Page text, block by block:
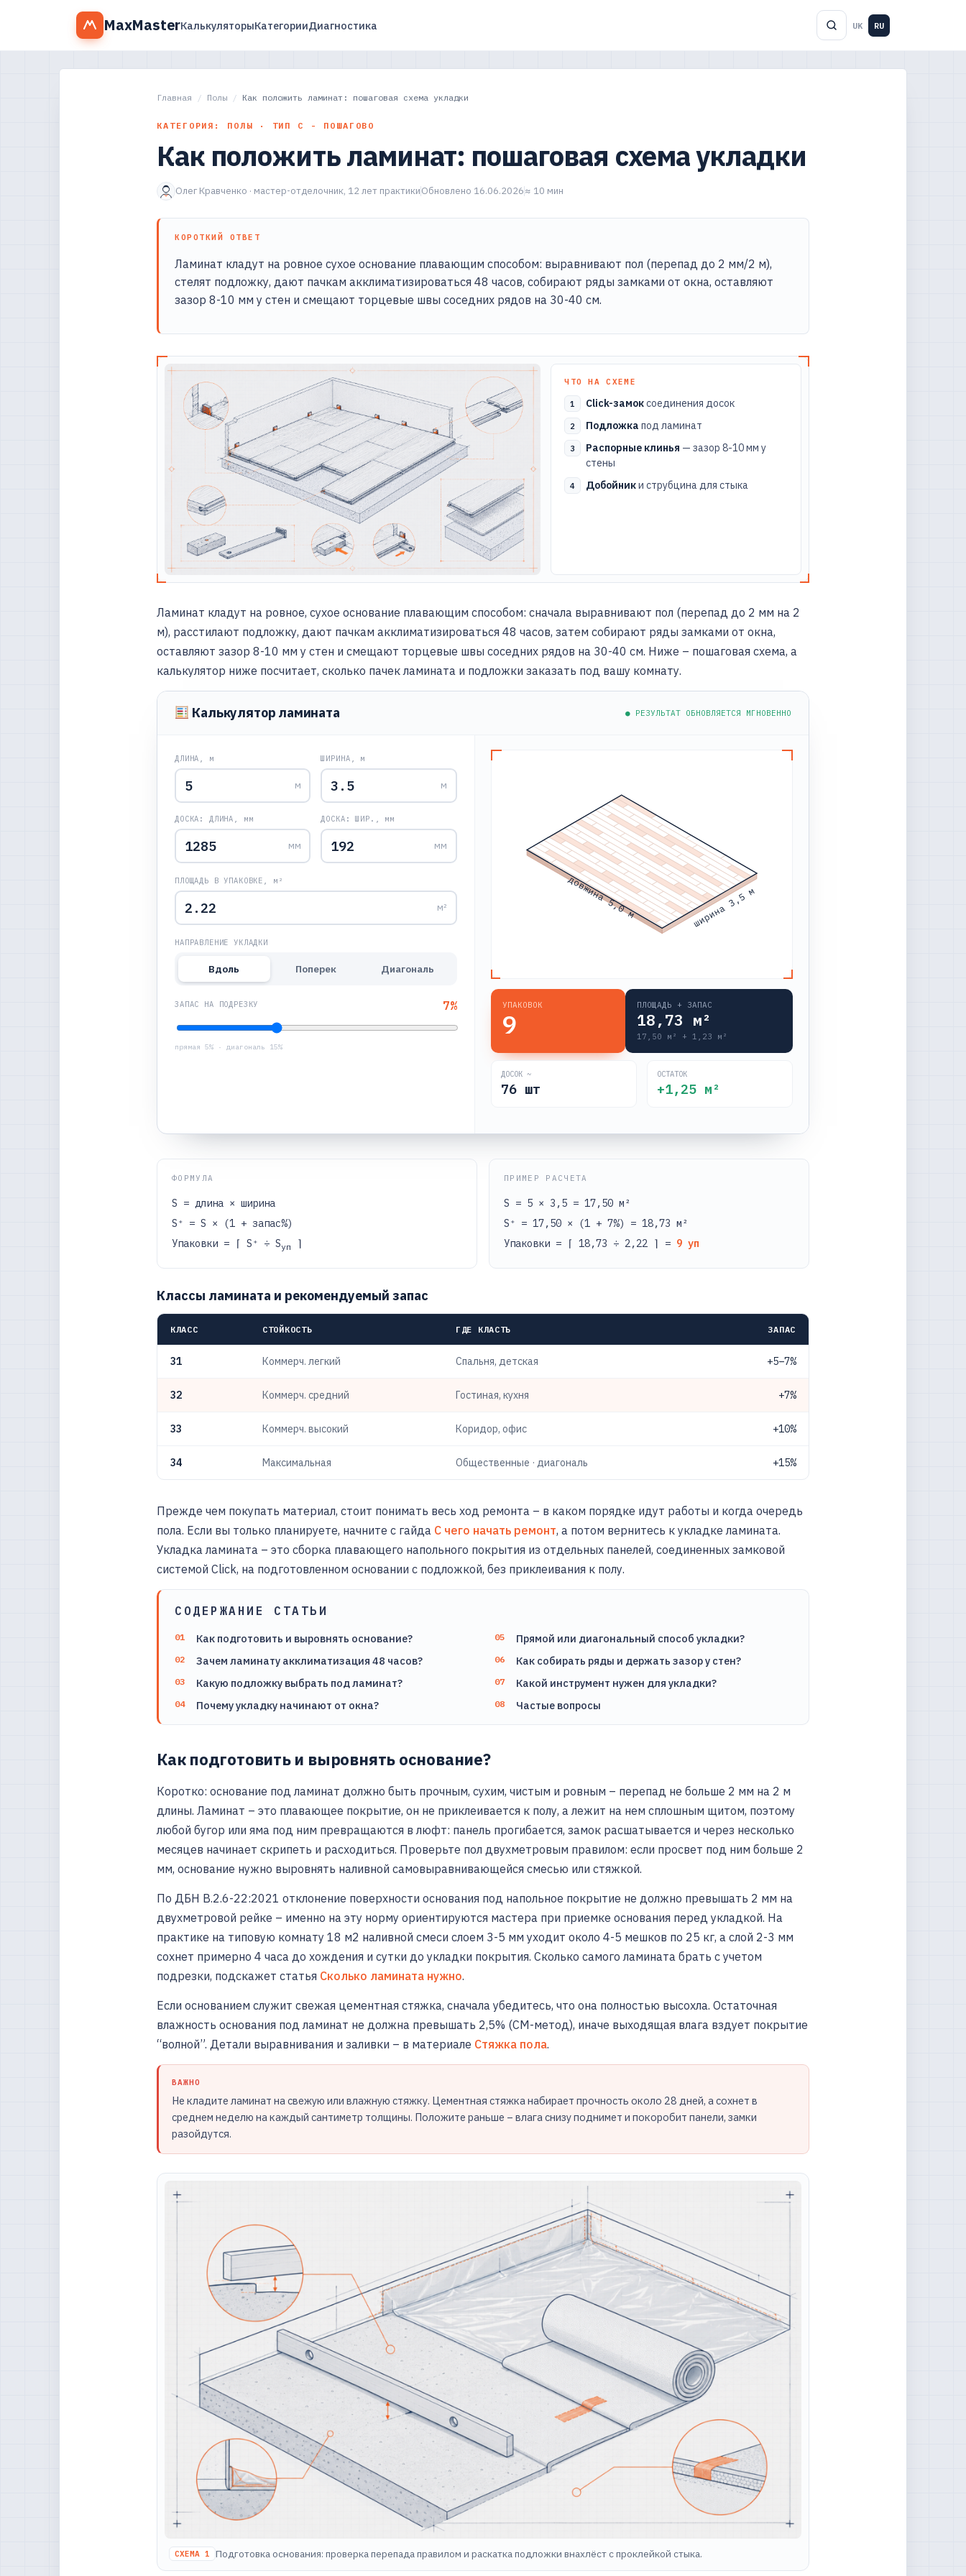
MaxMasterКалькуляторыКатегорииДиагностика UK RU
Главная / Полы / Как положить ламинат: пошаговая схема укладки
КАТЕГОРИЯ: ПОЛЫ · ТИП С - ПОШАГОВО
Как положить ламинат: пошаговая схема укладки
Олег Кравченко · мастер-отделочник, 12 лет практикиОбновлено 16.06.2026≈ 10 мин
КОРОТКИЙ ОТВЕТ
Ламинат кладут на ровное сухое основание плавающим способом: выравнивают пол (перепад до 2 мм/2 м),
стелят подложку, дают пачкам акклиматизироваться 48 часов, собирают ряды замками от окна, оставляют
зазор 8-10 мм у стен и смещают торцевые швы соседних рядов на 30-40 см.
ЧТО НА СХЕМЕ
Click-замоксоединения досок
Подложка под ламинат
Распорные клинья — зазор 8-10 мм у
стены
Добойники струбцина для стыка
Ламинат кладут на ровное, сухое основание плавающим способом: сначала выравнивают пол (перепад до 2 мм на 2
м), расстилают подложку, дают пачкам акклиматизироваться 48 часов, затем собирают ряды замками от окна,
оставляют зазор 8-10 мм у стен и смещают торцевые швы соседних рядов на 30-40 см. Ниже – пошаговая схема, а
калькулятор ниже посчитает, сколько пачек ламината и подложки заказать под вашу комнату.
Калькулятор ламината ● РЕЗУЛЬТАТ ОБНОВЛЯЕТСЯ МГНОВЕННО
ДЛИНА, м
м
ШИРИНА, м
м
ДОСКА: ДЛИНА, мм
мм
ДОСКА: ШИР., мм
мм
ПЛОЩАДЬ В УПАКОВКЕ, м²
м²
НАПРАВЛЕНИЕ УКЛАДКИ
Вдоль Поперек Диагональ
ЗАПАС НА ПОДРЕЗКУ 7%
прямая 5% · диагональ 15%
довжина 5,0 м ширина 3,5 м
УПАКОВОК
9
ПЛОЩАДЬ + ЗАПАС
18,73 м²
17,50 м² + 1,23 м²
ДОСОК ~
76шт
ОСТАТОК
+1,25м²
ФОРМУЛА
S = длина × ширина
S⁺ = S × (1 + запас%)
Упаковки = ⌈ S⁺ ÷ Sуп ⌉
ПРИМЕР РАСЧЕТА
S = 5 × 3,5 = 17,50 м²
S⁺ = 17,50 × (1 + 7%) = 18,73 м²
Упаковки = ⌈ 18,73 ÷ 2,22 ⌉ = 9 уп
Классы ламината и рекомендуемый запас
КЛАСС СТОЙКОСТЬ ГДЕ КЛАСТЬ ЗАПАС
31 Коммерч. легкий Спальня, детская +5–7%
32 Коммерч. средний Гостиная, кухня +7%
33 Коммерч. высокий Коридор, офис +10%
34 Максимальная Общественные · диагональ +15%
Прежде чем покупать материал, стоит понимать весь ход ремонта – в каком порядке идут работы и когда очередь
пола. Если вы только планируете, начните с гайда С чего начать ремонт, а потом вернитесь к укладке ламината.
Укладка ламината – это сборка плавающего напольного покрытия из отдельных панелей, соединенных замковой
системой Click, на подготовленном основании с подложкой, без приклеивания к полу.
СОДЕРЖАНИЕ СТАТЬИ
Как подготовить и выровнять основание?
Зачем ламинату акклиматизация 48 часов?
Какую подложку выбрать под ламинат?
Почему укладку начинают от окна?
Прямой или диагональный способ укладки?
Как собирать ряды и держать зазор у стен?
Какой инструмент нужен для укладки?
Частые вопросы
Как подготовить и выровнять основание?
Коротко: основание под ламинат должно быть прочным, сухим, чистым и ровным – перепад не больше 2 мм на 2 м
длины. Ламинат – это плавающее покрытие, он не приклеивается к полу, а лежит на нем сплошным щитом, поэтому
любой бугор или яма под ним превращаются в люфт: панель прогибается, замок расшатывается и через несколько
месяцев начинает скрипеть и расходиться. Проверьте пол двухметровым правилом: если просвет под ним больше 2
мм, основание нужно выровнять наливной самовыравнивающейся смесью или стяжкой.
По ДБН В.2.6-22:2021 отклонение поверхности основания под напольное покрытие не должно превышать 2 мм на
двухметровой рейке – именно на эту норму ориентируются мастера при приемке основания перед укладкой. На
практике на типовую комнату 18 м2 наливной смеси слоем 3-5 мм уходит около 4-5 мешков по 25 кг, а слой 2-3 мм
сохнет примерно 4 часа до хождения и сутки до укладки покрытия. Сколько самого ламината брать с учетом
подрезки, подскажет статья Сколько ламината нужно.
Если основанием служит свежая цементная стяжка, сначала убедитесь, что она полностью высохла. Остаточная
влажность основания под ламинат не должна превышать 2,5% (CM-метод), иначе выходящая влага вздует покрытие
“волной”. Детали выравнивания и заливки – в материале Стяжка пола.
ВАЖНО
Не кладите ламинат на свежую или влажную стяжку. Цементная стяжка набирает прочность около 28 дней, а сохнет в
среднем неделю на каждый сантиметр толщины. Положите раньше – влага снизу поднимет и покоробит панели, замки
разойдутся.
СХЕМА 1 Подготовка основания: проверка перепада правилом и раскатка подложки внахлёст с проклейкой стыка.